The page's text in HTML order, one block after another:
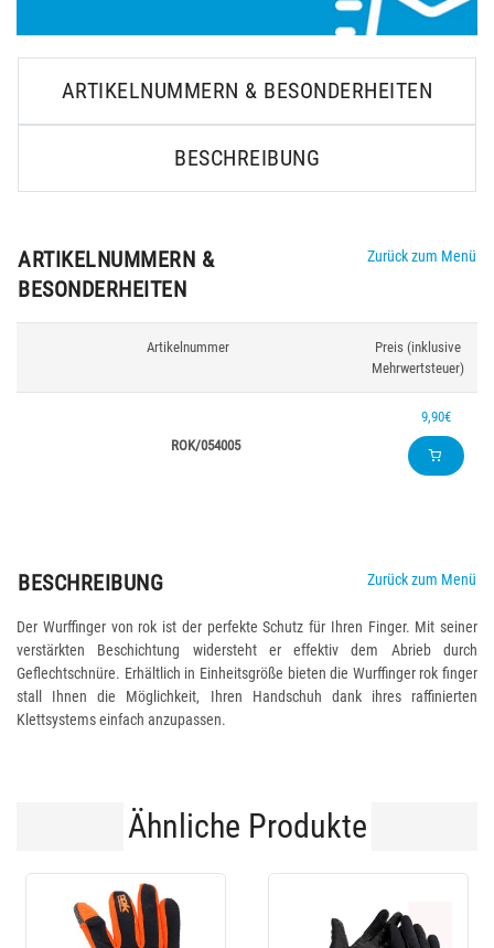
ARTIKELNUMMERN & BESONDERHEITEN
BESCHREIBUNG
ARTIKELNUMMERN &
BESONDERHEITEN
Zurück zum Menü
Artikelnummer
Preis (inklusive
Mehrwertsteuer)
ROK/054005
9,90€
BESCHREIBUNG Zurück zum Menü
Der Wurffinger von rok ist der perfekte Schutz für Ihren Finger. Mit seiner
verstärkten Beschichtung widersteht er effektiv dem Abrieb durch
Geflechtschnüre. Erhältlich in Einheitsgröße bieten die Wurffinger rok finger
stall Ihnen die Möglichkeit, Ihren Handschuh dank ihres raffinierten
Klettsystems einfach anzupassen.
Ähnliche Produkte